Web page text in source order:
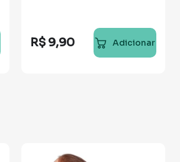
R$ 9,90 Adicionar